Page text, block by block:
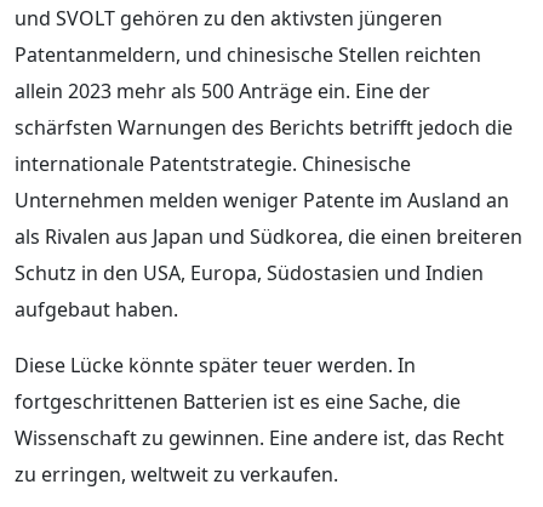
und SVOLT gehören zu den aktivsten jüngeren
Patentanmeldern, und chinesische Stellen reichten
allein 2023 mehr als 500 Anträge ein. Eine der
schärfsten Warnungen des Berichts betrifft jedoch die
internationale Patentstrategie. Chinesische
Unternehmen melden weniger Patente im Ausland an
als Rivalen aus Japan und Südkorea, die einen breiteren
Schutz in den USA, Europa, Südostasien und Indien
aufgebaut haben.
Diese Lücke könnte später teuer werden. In
fortgeschrittenen Batterien ist es eine Sache, die
Wissenschaft zu gewinnen. Eine andere ist, das Recht
zu erringen, weltweit zu verkaufen.